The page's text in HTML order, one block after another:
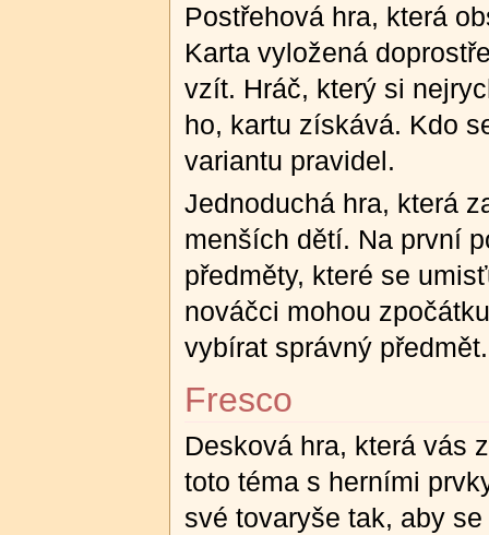
Postřehová hra, která
Karta vyložená
vzít. Hráč, který si
ho, kartu získává. Kdo
variantu pravidel.
Jednoduchá hra, která
menších dětí. Na první
předměty, které se
nováčci mohou
vybírat správný předmět.
Fresco
Desková hra, která vás
toto téma s herními
své tovaryše tak, aby